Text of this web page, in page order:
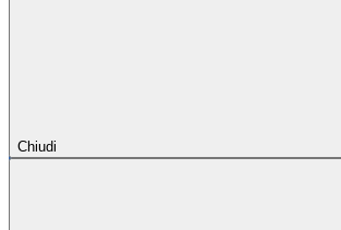
Chiudi